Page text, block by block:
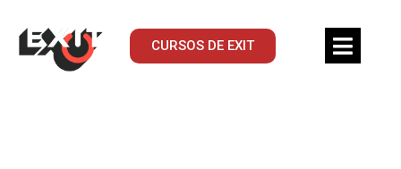
CURSOS DE EXIT